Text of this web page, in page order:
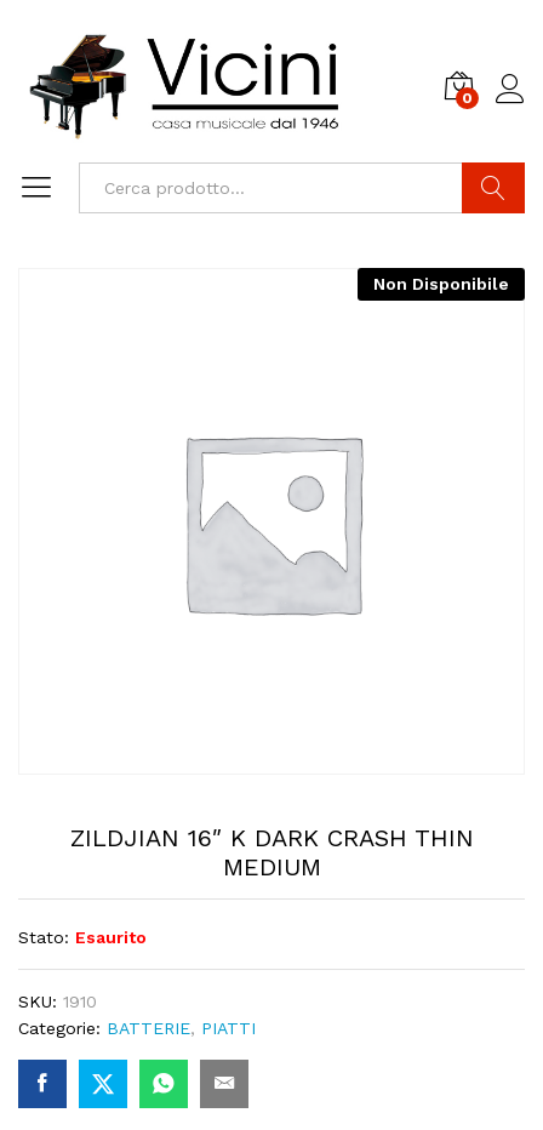
0
Non Disponibile
ZILDJIAN 16″ K DARK CRASH THIN
MEDIUM
Stato: Esaurito
SKU: 1910
Categorie: BATTERIE, PIATTI